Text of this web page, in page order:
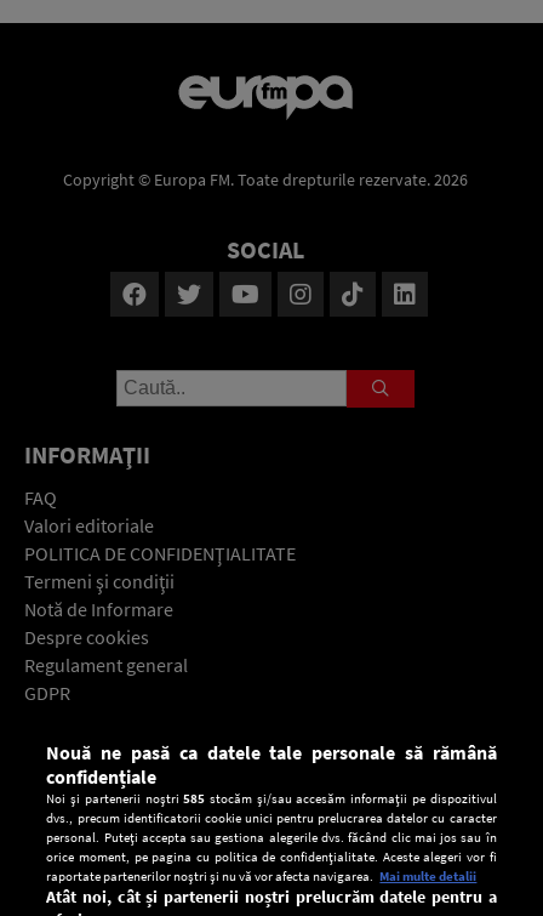
Copyright © Europa FM. Toate drepturile rezervate. 2026
SOCIAL
INFORMAŢII
FAQ
Valori editoriale
POLITICA DE CONFIDENŢIALITATE
Termeni şi condiţii
Notă de Informare
Despre cookies
Regulament general
GDPR
Descarcă gratuit aplicaţia Europa FM pentru smartphone:
Nouă ne pasă ca datele tale personale să rămână
confidențiale
Noi și partenerii noștri585 stocăm și/sau accesăm informații pe dispozitivul
dvs., precum identificatorii cookie unici pentru prelucrarea datelor cu caracter
personal. Puteți accepta sau gestiona alegerile dvs. făcând clic mai jos sau în
orice moment, pe pagina cu politica de confidențialitate. Aceste alegeri vor fi
raportate partenerilor noștri și nu vă vor afecta navigarea. Mai multe detalii
Atât noi, cât și partenerii noștri prelucrăm datele pentru a